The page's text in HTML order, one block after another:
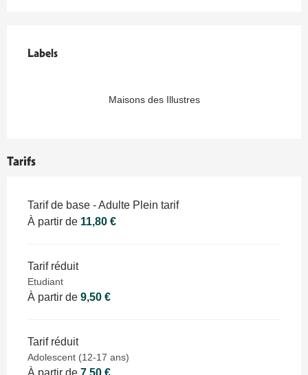
Labels
Labels
Maisons des Illustres
Tarifs
Tarifs 2026
Tarif de base - Adulte Plein tarif
À partir de 11,80 €
Tarif réduit
Etudiant
À partir de 9,50 €
Tarif réduit
Adolescent (12-17 ans)
À partir de 7,50 €